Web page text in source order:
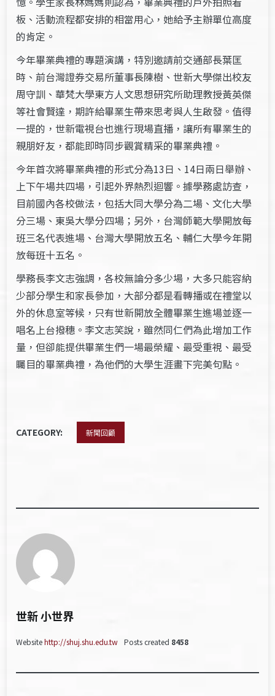
板、活動流程都安排的相當用心，她給予主辦單位高度
的肯定。
今年畢業典禮的專題演講，特別邀請前交通部長葉匡
時、前台灣證券交易所董事長陳樹、世新大學傑出校友
周守訓、華梵大學東方人文思想研究所助理教授黃英傑
等社會賢達，期許給畢業生帶來思考與人生啟發。值得
一提的，世新電視台也進行現場直播，讓所有畢業生的
親朋好友，都能即時同步觀賞精采的畢業典禮。
今年首次將畢業典禮的形式分為13日、14日兩日舉辦、
上下午場共四場，引起外界熱烈迴響。據學務處訪查，
目前國內各校做法，包括大同大學分為二場、文化大學
分三場、東吳大學分四場；另外，台灣師範大學開放每
班三名代表進場、台灣大學開放五名、輔仁大學今年開
放每班十五名。
學務長李文志強調，各校無論分多少場，大多只能容納
少部分學生和家長參加，大部分都是看轉播或在禮堂以
外的休息室等候，只有世新開放全體畢業生進場並逐一
唱名上台撥穗。李文志笑說，雖然同仁們為此增加工作
量，但卻能提供畢業生們一場最榮耀、最受重視、最受
矚目的畢業典禮，為他們的大學生涯畫下完美句點。
CATEGORY: 新聞回顧
世新 小世界
Websitehttp://shuj.shu.edu.tw Posts created 8458